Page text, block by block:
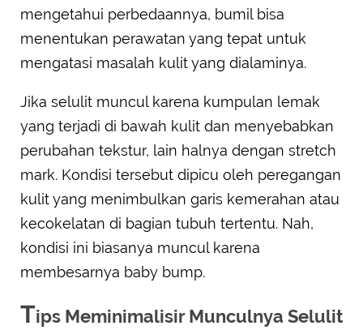
mengetahui perbedaannya, bumil bisa
menentukan perawatan yang tepat untuk
mengatasi masalah kulit yang dialaminya.
Jika selulit muncul karena kumpulan lemak
yang terjadi di bawah kulit dan menyebabkan
perubahan tekstur, lain halnya dengan stretch
mark. Kondisi tersebut dipicu oleh peregangan
kulit yang menimbulkan garis kemerahan atau
kecokelatan di bagian tubuh tertentu. Nah,
kondisi ini biasanya muncul karena
membesarnya baby bump.
Tips Meminimalisir Munculnya Selulit